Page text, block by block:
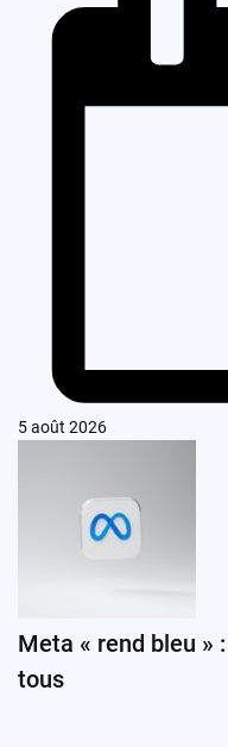
5 août 2026
Meta « rend bleu »
tous